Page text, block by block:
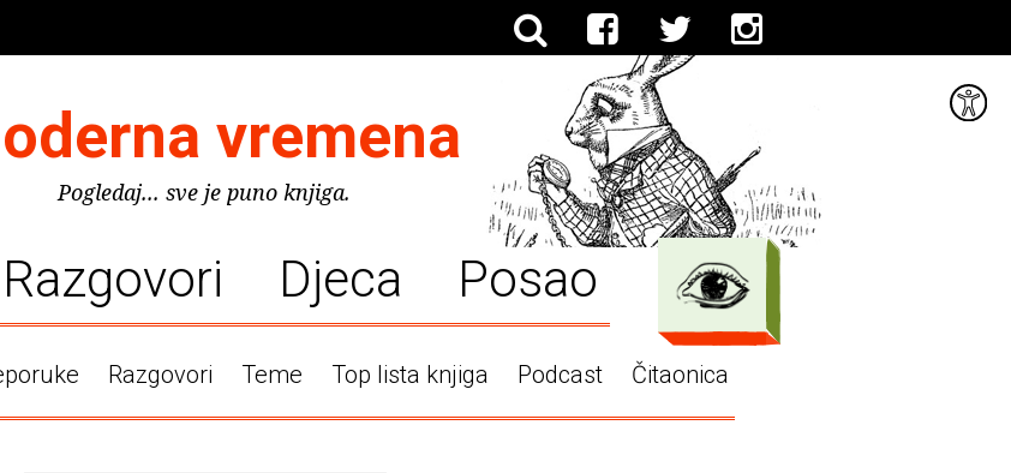
vremena
Pogledaj... sve je puno knjiga.
Razgovori Djeca Posao
Razgovori Teme Top lista knjiga Podcast Čitaonica